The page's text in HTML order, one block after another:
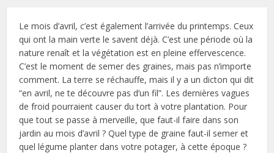
Le mois d’avril, c’est également l’arrivée du printemps. Ceux
qui ont la main verte le savent déjà. C’est une période où la
nature renaît et la végétation est en pleine effervescence.
C’est le moment de semer des graines, mais pas n’importe
comment. La terre se réchauffe, mais il y a un dicton qui dit
“en avril, ne te découvre pas d’un fil”. Les dernières vagues
de froid pourraient causer du tort à votre plantation. Pour
que tout se passe à merveille, que faut-il faire dans son
jardin au mois d’avril ? Quel type de graine faut-il semer et
quel légume planter dans votre potager, à cette époque ?